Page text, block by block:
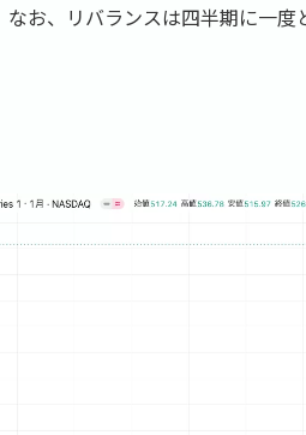
お、リバランスは四半期に一度